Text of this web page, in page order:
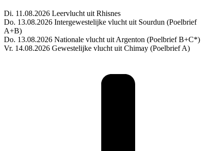
Di. 11.08.2026 Leervlucht uit Rhisnes
Do. 13.08.2026 Intergewestelijke vlucht uit Sourdun (Poelbrief
A+B)
Do. 13.08.2026 Nationale vlucht uit Argenton (Poelbrief B+C*)
Vr. 14.08.2026 Gewestelijke vlucht uit Chimay (Poelbrief A)